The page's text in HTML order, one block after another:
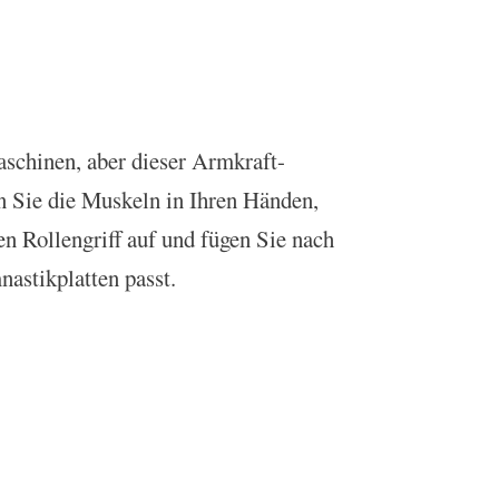
aber dieser Armkraft-
die Muskeln in Ihren Händen,
Rollengriff auf und fügen Sie nach
passt.